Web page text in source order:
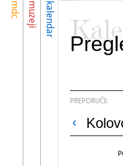
mdc muzeji kalendar
PREPORUČI: